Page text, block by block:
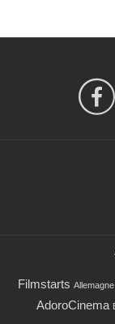
Filmstarts Allemagne
AdoroCinema